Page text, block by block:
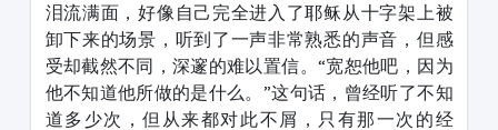
泪流满面，好像自己完全进入了耶稣从十字架上被
卸下来的场景，听到了一声非常熟悉的声音，但感
受却截然不同，深邃的难以置信。“宽恕他吧，因为
他不知道他所做的是什么。”这句话，曾经听了不知
道多少次，但从来都对此不屑，只有那一次的经